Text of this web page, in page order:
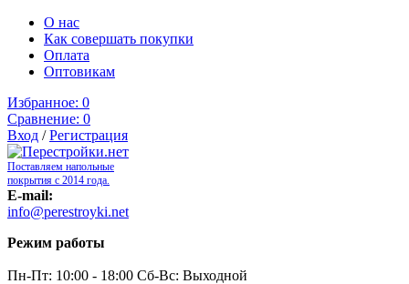
О нас
Как совершать покупки
Оплата
Оптовикам
Избранное: 0
Сравнение: 0
Вход /Регистрация
Поставляем напольные
покрытия с 2014 года.
E-mail:
info@perestroyki.net
Режим работы
Пн-Пт: 10:00 - 18:00 Сб-Вс: Выходной